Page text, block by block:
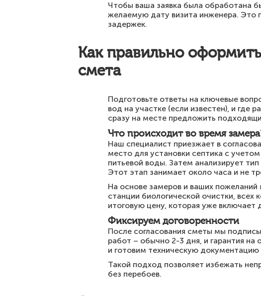
Чтобы ваша заявка была обработана
желаемую дату визита инженера. Это
задержек.
Как правильно
смета
Подготовьте ответы на ключевые
вод на участке (если известен), и
сразу на месте предложить
Что происходит во время
Наш специалист приезжает в
место для установки септика с
питьевой воды. Затем анализирует
Этот этап занимает около часа и не
На основе замеров и ваших
станции биологической очистки,
итоговую цену, которая уже включает
Фиксируем договоренности
После согласования сметы мы
работ – обычно 2-3 дня, и гарантия
и готовим техническую
Такой подход позволяет избежать
без перебоев.